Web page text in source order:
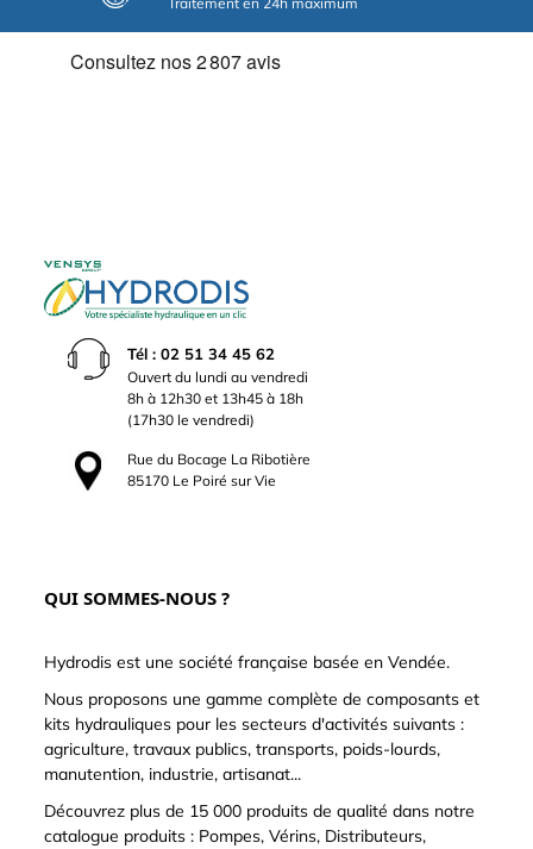
Tél : 02 51 34 45 62
Ouvert du lundi au vendredi
8h à 12h30 et 13h45 à 18h
(17h30 le vendredi)
Rue du Bocage La Ribotière
85170 Le Poiré sur Vie
QUI SOMMES-NOUS ?
Hydrodis est une société française basée en Vendée.
Nous proposons une gamme complète de composants et
kits hydrauliques pour les secteurs d'activités suivants :
agriculture, travaux publics, transports, poids-lourds,
manutention, industrie, artisanat...
Découvrez plus de 15 000 produits de qualité dans notre
catalogue produits : Pompes, Vérins, Distributeurs,